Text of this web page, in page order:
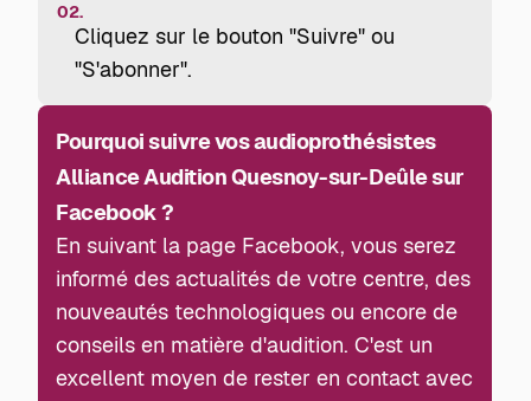
02.
Cliquez sur le bouton "Suivre" ou
"S'abonner".
Pourquoi suivre vos audioprothésistes
Alliance Audition Quesnoy-sur-Deûle sur
Facebook ?
En suivant la page Facebook, vous serez
informé des actualités de votre centre, des
nouveautés technologiques ou encore de
conseils en matière d'audition. C'est un
excellent moyen de rester en contact avec